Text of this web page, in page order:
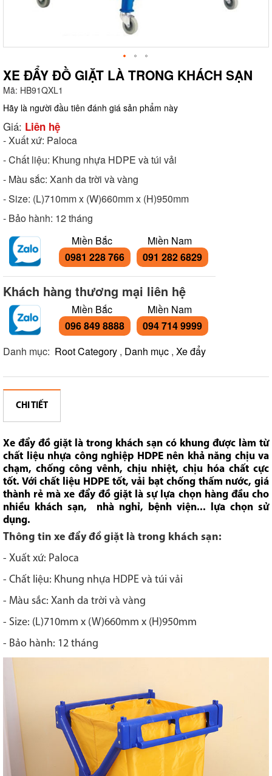
XE ĐẨY ĐỒ GIẶT LÀ TRONG KHÁCH SẠN
Mã: HB91QXL1
Hãy là người đầu tiên đánh giá sản phẩm này
Giá: Liên hệ
- Xuất xứ: Paloca
- Chất liệu: Khung nhựa HDPE và túi vải
- Màu sắc: Xanh da trời và vàng
- Size: (L)710mm x (W)660mm x (H)950mm
- Bảo hành: 12 tháng
Miền Bắc
0981 228 766
Miền Nam
091 282 6829
Khách hàng thương mại liên hệ
Miền Bắc
096 849 8888
Miền Nam
094 714 9999
Danh mục: Root Category , Danh mục , Xe đẩy
CHI TIẾT
Xe đẩy đồ giặt là trong khách sạn có khung được làm từ
chất liệu nhựa công nghiệp HDPE nên khả năng chịu va
chạm, chống công vênh, chịu nhiệt, chịu hóa chất cực
tốt. Với chất liệu HDPE tốt, vải bạt chống thấm nước, giá
thành rẻ mà xe đẩy đồ giặt là sự lựa chọn hàng đầu cho
nhiều khách sạn, nhà nghỉ, bệnh viện... lựa chọn sử
dụng.
Thông tin xe đẩy đồ giặt là trong khách sạn:
- Xuất xứ: Paloca
- Chất liệu: Khung nhựa HDPE và túi vải
- Màu sắc: Xanh da trời và vàng
- Size: (L)710mm x (W)660mm x (H)950mm
- Bảo hành: 12 tháng